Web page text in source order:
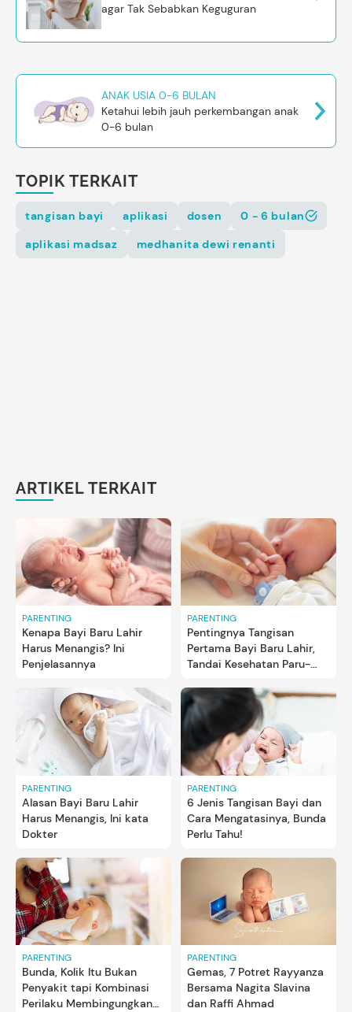
agar Tak Sebabkan Keguguran
ANAK USIA 0-6 BULAN
Ketahui lebih jauh perkembangan anak
0-6 bulan
TOPIK TERKAIT
tangisan bayi aplikasi dosen
0 - 6 bulan
aplikasi madsaz
medhanita dewi renanti
ARTIKEL TERKAIT
PARENTING
Kenapa Bayi Baru Lahir
Harus Menangis? Ini
Penjelasannya
PARENTING
Pentingnya Tangisan
Pertama Bayi Baru Lahir,
Tandai Kesehatan Paru-
PARENTING
Alasan Bayi Baru Lahir
Harus Menangis, Ini kata
Dokter
PARENTING
6 Jenis Tangisan Bayi dan
Cara Mengatasinya, Bunda
Perlu Tahu!
PARENTING
Bunda, Kolik Itu Bukan
Penyakit tapi Kombinasi
Perilaku Membingungkan
PARENTING
Gemas, 7 Potret Rayyanza
Bersama Nagita Slavina
dan Raffi Ahmad